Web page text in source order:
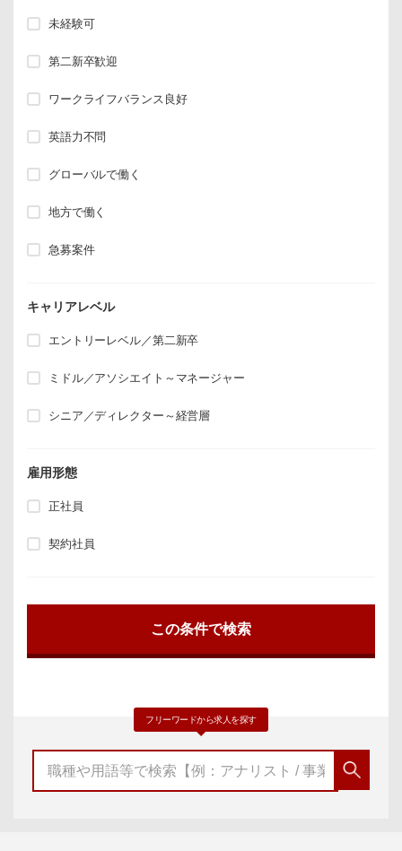
未経験可
第二新卒歓迎
ワークライフバランス良好
英語力不問
グローバルで働く
地方で働く
急募案件
キャリアレベル
エントリーレベル／第二新卒
ミドル／アソシエイト～マネージャー
シニア／ディレクター～経営層
雇用形態
正社員
契約社員
フリーワードから求人を探す